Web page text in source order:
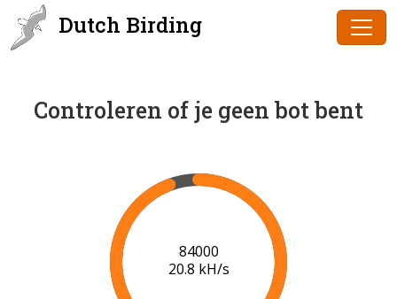
Dutch Birding
Controleren of je geen bot bent
86000
20.8 kH/s